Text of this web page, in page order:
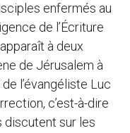
enfermés au
de l’Écriture
à deux
de Jérusalem à
l’évangéliste Luc
c’est-à-dire
discutent sur les